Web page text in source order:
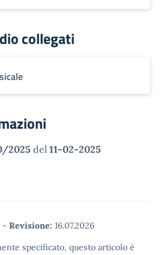
collegati
2025 del 11-02-2025
- Revisione: 16.07.2026
specificato, questo articolo è